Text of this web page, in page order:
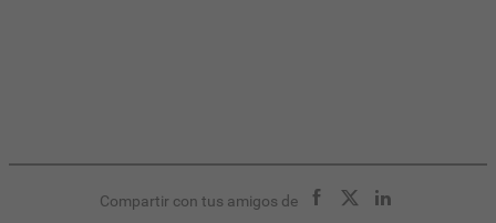
Compartir con tus amigos de